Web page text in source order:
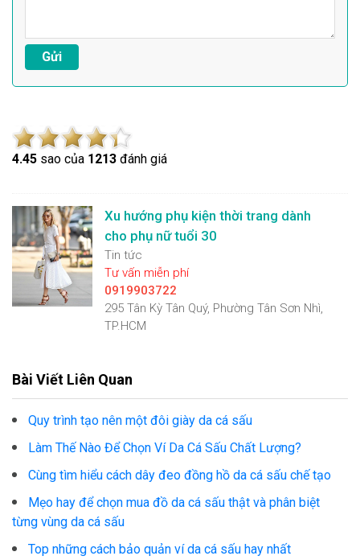
4.45 sao của 1213 đánh giá
Xu hướng phụ kiện thời trang dành
cho phụ nữ tuổi 30
Tin tức
Tư vấn miễn phí
0919903722
295 Tân Kỳ Tân Quý, Phường Tân Sơn Nhì,
TP.HCM
Bài Viết Liên Quan
Quy trình tạo nên một đôi giày da cá sấu
Làm Thế Nào Để Chọn Ví Da Cá Sấu Chất Lượng?
Cùng tìm hiểu cách dây đeo đồng hồ da cá sấu chế tạo
Mẹo hay để chọn mua đồ da cá sấu thật và phân biệt
từng vùng da cá sấu
Top những cách bảo quản ví da cá sấu hay nhất